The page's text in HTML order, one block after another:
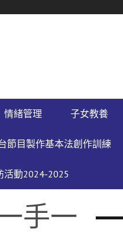
情緒管理 子女教養
節目製作基本法創作訓練
活動2024-2025
手一